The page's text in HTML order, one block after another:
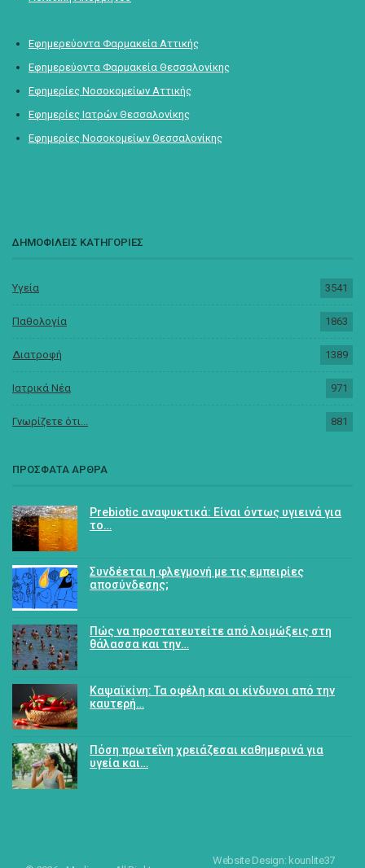
Εφημερεύοντα Φαρμακεία Αττικής
Εφημερεύοντα Φαρμακεία Θεσσαλονίκης
Εφημερίες Νοσοκομείων Αττικής
Εφημερίες Ιατρών Θεσσαλονίκης
Εφημερίες Νοσοκομείων Θεσσαλονίκης
ΔΗΜΟΦΙΛΕΙΣ ΚΑΤΗΓΟΡΙΕΣ
Υγεία 3541
Παθολογία 1863
Διατροφή 1389
Ιατρικά Νέα 971
Γνωρίζετε ότι... 881
ΠΡΟΣΦΑΤΑ ΑΡΘΡΑ
Prebiotic αναψυκτικά: Είναι όντως υγιεινά για
το…
Συνδέεται η φλεγμονή με τις εμπειρίες
αποσύνδεσης;
Πώς να προστατευτείτε από λοιμώξεις στη
θάλασσα και την…
Καψαϊκίνη: Τα οφέλη και οι κίνδυνοι από την
καυτερή…
Πόση πρωτεΐνη χρειάζεσαι καθημερινά για
υγεία και…
Website Design: kounlite37